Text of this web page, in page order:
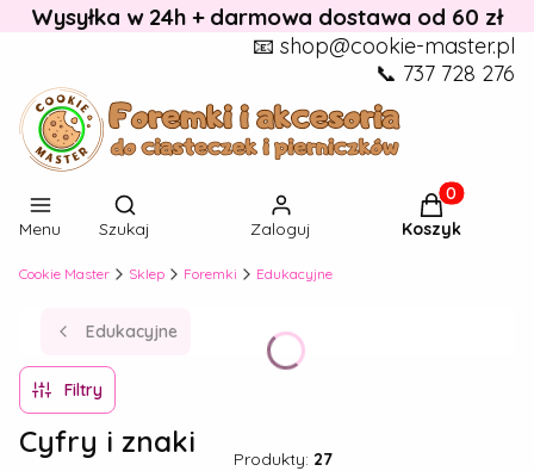
Wysyłka w 24h + darmowa dostawa od 60 zł
📧 shop@cookie-master.pl
📞 737 728 276
Menu
Otwórz wyszukiwarkę
Szukaj Zaloguj
Produkty w
Koszyk
Cookie Master Sklep Foremki Edukacyjne
Edukacyjne
Filtry
Cyfry i znaki Produkty: 27